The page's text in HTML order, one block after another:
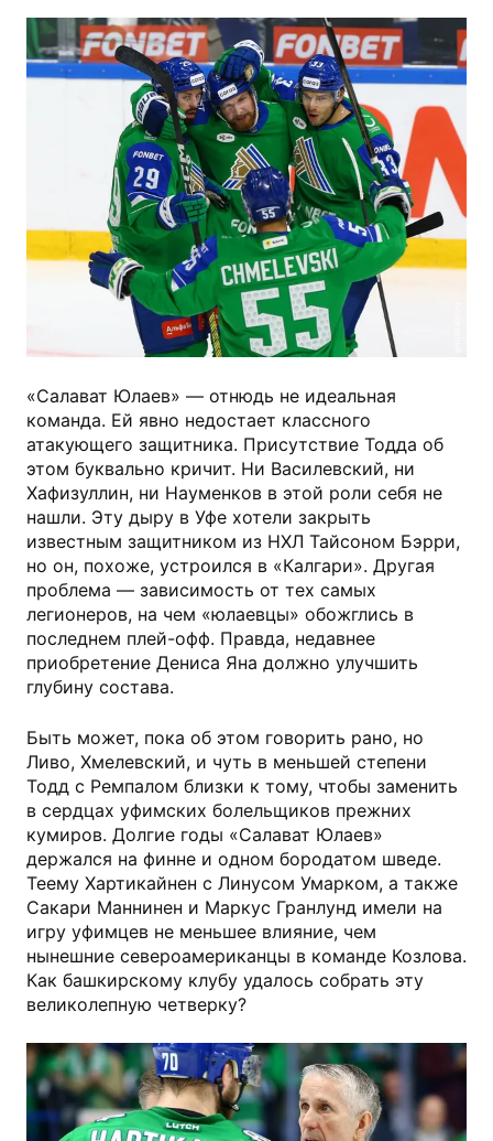
«Салават Юлаев» — отнюдь не идеальная
команда. Ей явно недостает классного
атакующего защитника. Присутствие Тодда об
этом буквально кричит. Ни Василевский, ни
Хафизуллин, ни Науменков в этой роли себя не
нашли. Эту дыру в Уфе хотели закрыть
известным защитником из НХЛ Тайсоном Бэрри,
но он, похоже, устроился в «Калгари». Другая
проблема — зависимость от тех самых
легионеров, на чем «юлаевцы» обожглись в
последнем плей-офф. Правда, недавнее
приобретение Дениса Яна должно улучшить
глубину состава.
Быть может, пока об этом говорить рано, но
Ливо, Хмелевский, и чуть в меньшей степени
Тодд с Ремпалом близки к тому, чтобы заменить
в сердцах уфимских болельщиков прежних
кумиров. Долгие годы «Салават Юлаев»
держался на финне и одном бородатом шведе.
Теему Хартикайнен с Линусом Умарком, а также
Сакари Маннинен и Маркус Гранлунд имели на
игру уфимцев не меньшее влияние, чем
нынешние североамериканцы в команде Козлова.
Как башкирскому клубу удалось собрать эту
великолепную четверку?